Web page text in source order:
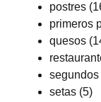
postres
primeros
quesos
setas (5)